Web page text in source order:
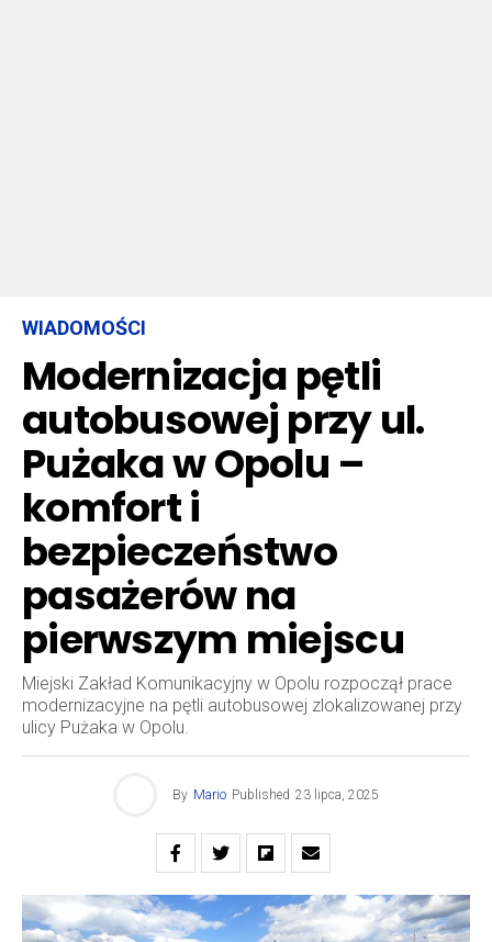
WIADOMOŚCI
Modernizacja pętli
autobusowej przy ul.
Pużaka w Opolu –
komfort i
bezpieczeństwo
pasażerów na
pierwszym miejscu
Miejski Zakład Komunikacyjny w Opolu rozpoczął prace
modernizacyjne na pętli autobusowej zlokalizowanej przy
ulicy Pużaka w Opolu.
By Mario Published 23 lipca, 2025